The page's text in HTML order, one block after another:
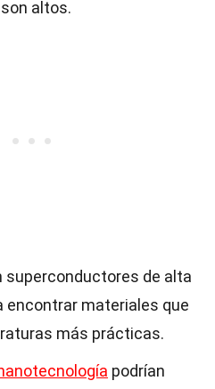
altos.
superconductores de alta
encontrar materiales que
más prácticas.
podrían